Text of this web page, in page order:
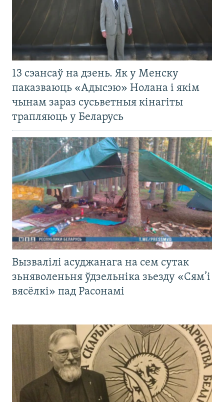
13 сэансаў на дзень. Як у Менску
паказваюць «Адысэю» Нолана і якім
чынам зараз сусьветныя кінагіты
трапляюць у Беларусь
Вызвалілі асуджанага на сем сутак
зьняволеньня ўдзельніка зьезду «Сям’і
вясёлкі» пад Расонамі